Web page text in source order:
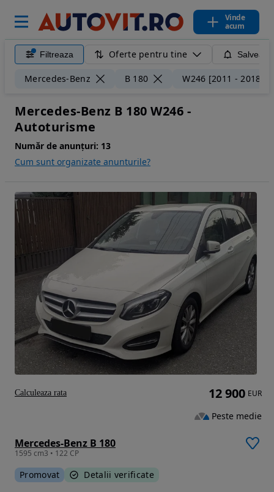
Vinde
acum
Filtreaza Oferte pentru tine
Mercedes-Benz B 180 W246 [2011 - 2018]
Mercedes-Benz B 180 W246 -
Autoturisme
Număr de anunțuri: 13
Cum sunt organizate anunturile?
Mercedes-Benz B 180
1595 cm3 • 122 CP
Promovat Detalii verificate
12 900 EUR
Peste medie
Calculeaza rata